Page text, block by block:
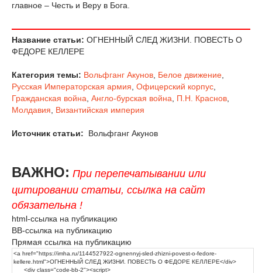
главное – Честь и Веру в Бога.
Название статьи: ОГНЕННЫЙ СЛЕД ЖИЗНИ. ПОВЕСТЬ О
ФЕДОРЕ КЕЛЛЕРЕ
Категория темы: Вольфганг Акунов Белое движение
Русская Императорская армия Офицерский корпус
Гражданская война Англо-бурская война П.Н. Краснов
Молдавия
Византийская империя
Источник статьи: Вольфганг Акунов
ВАЖНО: При перепечатывании или
цитировании статьи, ссылка на сайт
обязательна !
html-ссылка на публикацию
BB-ссылка на публикацию
Прямая ссылка на публикацию